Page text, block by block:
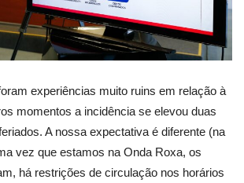
experiências muito ruins em relação à
momentos a incidência se elevou duas
A nossa expectativa é diferente (na
vez que estamos na Onda Roxa, os
há restrições de circulação nos horários